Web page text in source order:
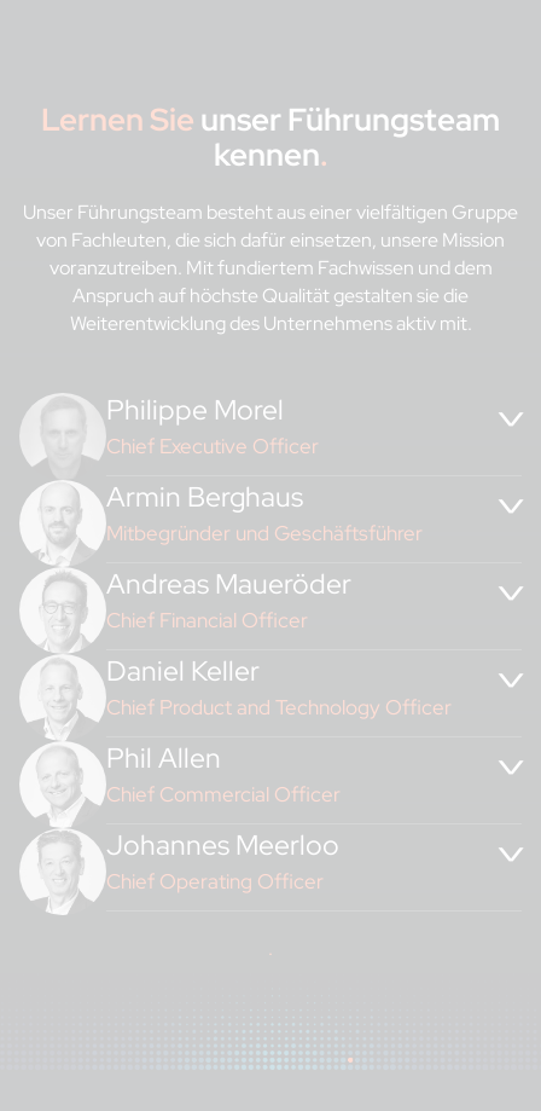
Lernen Sie unser Führungsteam
kennen.
Unser Führungsteam besteht aus einer vielfältigen Gruppe
von Fachleuten, die sich dafür einsetzen, unsere Mission
voranzutreiben. Mit fundiertem Fachwissen und dem
Anspruch auf höchste Qualität gestalten sie die
Weiterentwicklung des Unternehmens aktiv mit.
Philippe Morel
Chief Executive Officer
Morel ist eine strategisch geprägte Führungspersönlichkeit
Armin Berghaus
Mitbegründer und Geschäftsführer
Andreas Maueröder
Chief Financial Officer
Daniel Keller
Chief Product and Technology Officer
Phil Allen
Chief Commercial Officer
Johannes Meerloo
Chief Operating Officer
.